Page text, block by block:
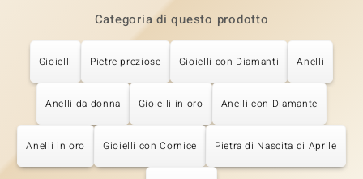
Categoria di questo prodotto
Gioielli Pietre preziose Gioielli con Diamanti Anelli
Anelli da donna Gioielli in oro Anelli con Diamante
Anelli in oro Gioielli con Cornice Pietra di Nascita di Aprile